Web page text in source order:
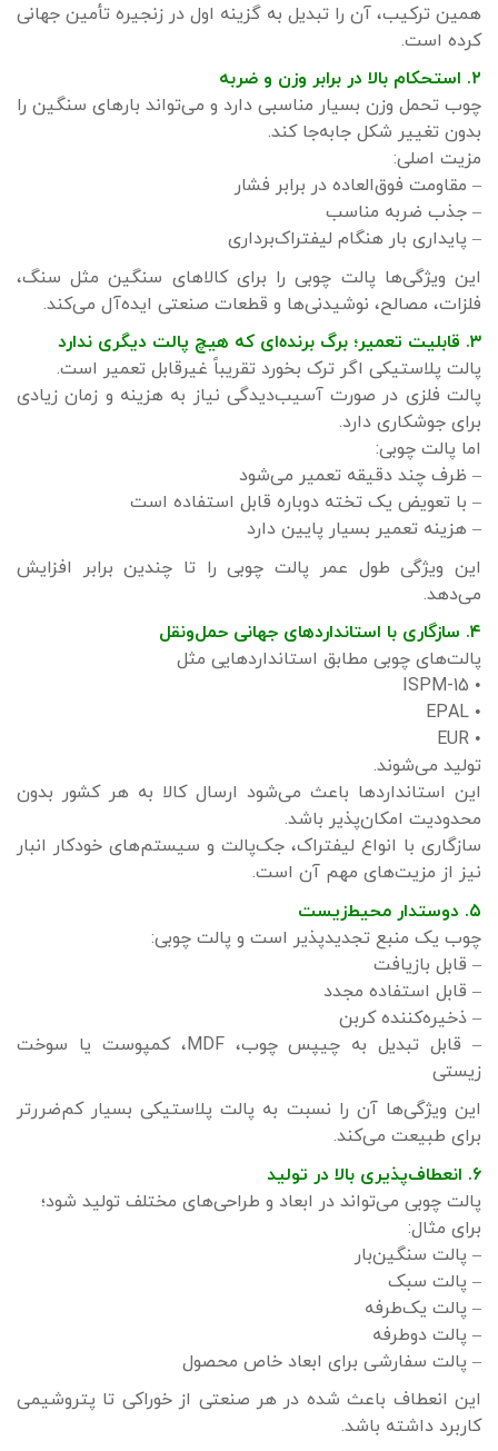
همین ترکیب، آن را تبدیل به گزینه اول در زنجیره تأمین جهانی
کرده است.
۲. استحکام بالا در برابر وزن و ضربه
چوب تحمل وزن بسیار مناسبی دارد و می‌تواند بارهای سنگین را
بدون تغییر شکل جابه‌جا کند.
مزیت اصلی:
– مقاومت فوق‌العاده در برابر فشار
– جذب ضربه مناسب
– پایداری بار هنگام لیفتراک‌برداری
این ویژگی‌ها پالت چوبی را برای کالاهای سنگین مثل سنگ،
فلزات، مصالح، نوشیدنی‌ها و قطعات صنعتی ایده‌آل می‌کند.
۳. قابلیت تعمیر؛ برگ برنده‌ای که هیچ پالت دیگری ندارد
پالت پلاستیکی اگر ترک بخورد تقریباً غیرقابل تعمیر است.
پالت فلزی در صورت آسیب‌دیدگی نیاز به هزینه و زمان زیادی
برای جوشکاری دارد.
اما پالت چوبی:
– ظرف چند دقیقه تعمیر می‌شود
– با تعویض یک تخته دوباره قابل استفاده است
– هزینه تعمیر بسیار پایین دارد
این ویژگی طول عمر پالت چوبی را تا چندین برابر افزایش
می‌دهد.
۴. سازگاری با استانداردهای جهانی حمل‌ونقل
پالت‌های چوبی مطابق استانداردهایی مثل
• ISPM-15
• EPAL
• EUR
تولید می‌شوند.
این استانداردها باعث می‌شود ارسال کالا به هر کشور بدون
محدودیت امکان‌پذیر باشد.
سازگاری با انواع لیفتراک، جک‌پالت و سیستم‌های خودکار انبار
نیز از مزیت‌های مهم آن است.
۵. دوستدار محیط‌زیست
چوب یک منبع تجدیدپذیر است و پالت چوبی:
– قابل بازیافت
– قابل استفاده مجدد
– ذخیره‌کننده کربن
– قابل تبدیل به چیپس چوب، MDF، کمپوست یا سوخت
زیستی
این ویژگی‌ها آن را نسبت به پالت پلاستیکی بسیار کم‌ضررتر
برای طبیعت می‌کند.
۶. انعطاف‌پذیری بالا در تولید
پالت چوبی می‌تواند در ابعاد و طراحی‌های مختلف تولید شود؛
برای مثال:
– پالت سنگین‌بار
– پالت سبک
– پالت یک‌طرفه
– پالت دوطرفه
– پالت سفارشی برای ابعاد خاص محصول
این انعطاف باعث شده در هر صنعتی از خوراکی تا پتروشیمی
کاربرد داشته باشد.